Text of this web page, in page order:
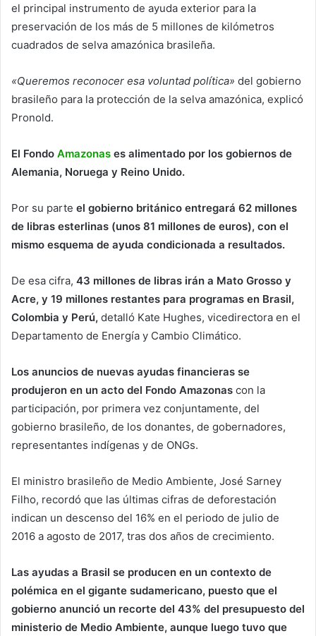
el principal instrumento de ayuda exterior para la
preservación de los más de 5 millones de kilómetros
cuadrados de selva amazónica brasileña.
«Queremos reconocer esa voluntad política» del gobierno
brasileño para la protección de la selva amazónica, explicó
Pronold.
El Fondo Amazonas es alimentado por los gobiernos de
Alemania, Noruega y Reino Unido.
Por su parte el gobierno británico entregará 62 millones
de libras esterlinas (unos 81 millones de euros), con el
mismo esquema de ayuda condicionada a resultados.
De esa cifra, 43 millones de libras irán a Mato Grosso y
Acre, y 19 millones restantes para programas en Brasil,
Colombia y Perú, detalló Kate Hughes, vicedirectora en el
Departamento de Energía y Cambio Climático.
Los anuncios de nuevas ayudas financieras se
produjeron en un acto del Fondo Amazonas con la
participación, por primera vez conjuntamente, del
gobierno brasileño, de los donantes, de gobernadores,
representantes indígenas y de ONGs.
El ministro brasileño de Medio Ambiente, José Sarney
Filho, recordó que las últimas cifras de deforestación
indican un descenso del 16% en el periodo de julio de
2016 a agosto de 2017, tras dos años de crecimiento.
Las ayudas a Brasil se producen en un contexto de
polémica en el gigante sudamericano, puesto que el
gobierno anunció un recorte del 43% del presupuesto del
ministerio de Medio Ambiente, aunque luego tuvo que